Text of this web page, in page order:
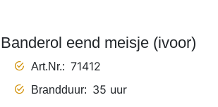
Banderol eend meisje (ivoor)
Art.Nr. 71412
Brandduur 35 uur